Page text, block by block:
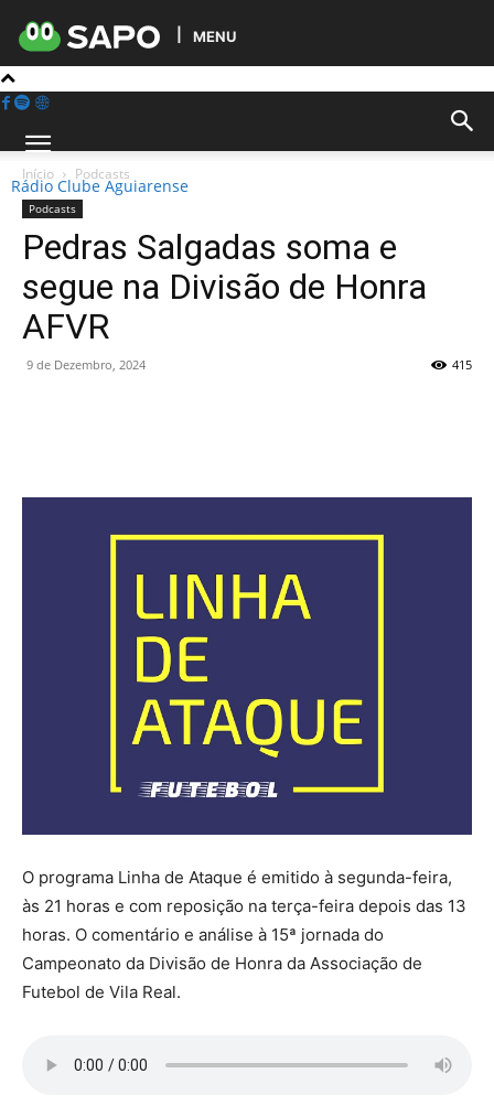
MENU
Rádio Clube Aguiarense
Início Podcasts
Podcasts
Pedras Salgadas soma e
segue na Divisão de Honra
AFVR
9 de Dezembro, 2024 415
O programa Linha de Ataque é emitido à segunda-feira,
às 21 horas e com reposição na terça-feira depois das 13
horas. O comentário e análise à 15ª jornada do
Campeonato da Divisão de Honra da Associação de
Futebol de Vila Real.